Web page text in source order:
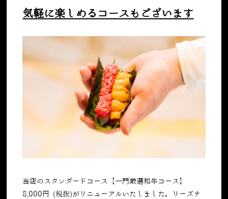
気軽に楽しめるコースもございます
当店のスタンダードコース【一門厳選和牛コース】
8,000円 (税抜)がリニューアルいたしました。リーズナ